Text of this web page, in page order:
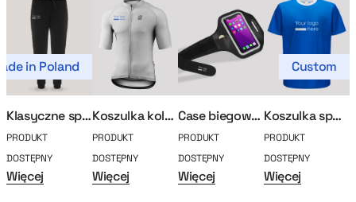
in Poland
Klasyczne spodnie dresowe MerchUp
PRODUKT
DOSTĘPNY
Więcej
Koszulka kolarska
PRODUKT
DOSTĘPNY
Więcej
Case biegowy na smartfon Jogg
PRODUKT
DOSTĘPNY
Więcej
Custom
Koszulka sportowa
PRODUKT
DOSTĘPNY
Więcej